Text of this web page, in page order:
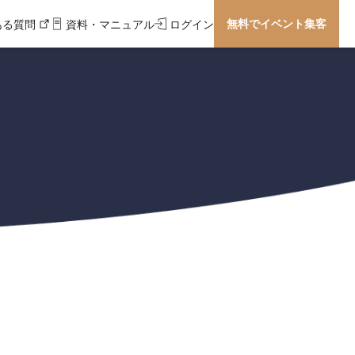
質問 資料・マニュアル ログイン 無料でイベント集客